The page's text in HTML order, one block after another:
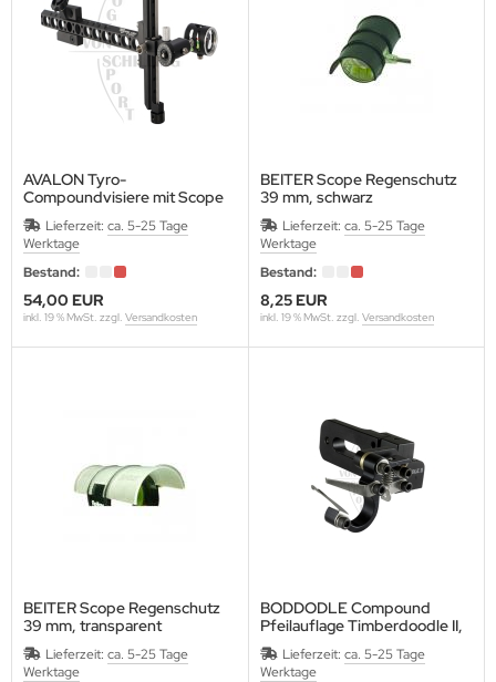
AVALON Tyro-
Compoundvisiere mit Scope
Lieferzeit: ca. 5-25 Tage
Werktage
Bestand:
54,00 EUR
inkl. 19 % MwSt. zzgl. Versandkosten
BEITER Scope Regenschutz
39 mm, schwarz
Lieferzeit: ca. 5-25 Tage
Werktage
Bestand:
8,25 EUR
inkl. 19 % MwSt. zzgl. Versandkosten
BEITER Scope Regenschutz
39 mm, transparent
Lieferzeit: ca. 5-25 Tage
Werktage
BODDODLE Compound
Pfeilauflage Timberdoodle II,
RH
Lieferzeit: ca. 5-25 Tage
Werktage
STEEL
ARCHERY
EUPEN